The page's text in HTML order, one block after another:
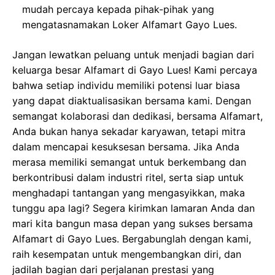
mudah percaya kepada pihak-pihak yang
mengatasnamakan Loker Alfamart Gayo Lues.
Jangan lewatkan peluang untuk menjadi bagian dari
keluarga besar Alfamart di Gayo Lues! Kami percaya
bahwa setiap individu memiliki potensi luar biasa
yang dapat diaktualisasikan bersama kami. Dengan
semangat kolaborasi dan dedikasi, bersama Alfamart,
Anda bukan hanya sekadar karyawan, tetapi mitra
dalam mencapai kesuksesan bersama. Jika Anda
merasa memiliki semangat untuk berkembang dan
berkontribusi dalam industri ritel, serta siap untuk
menghadapi tantangan yang mengasyikkan, maka
tunggu apa lagi? Segera kirimkan lamaran Anda dan
mari kita bangun masa depan yang sukses bersama
Alfamart di Gayo Lues. Bergabunglah dengan kami,
raih kesempatan untuk mengembangkan diri, dan
jadilah bagian dari perjalanan prestasi yang